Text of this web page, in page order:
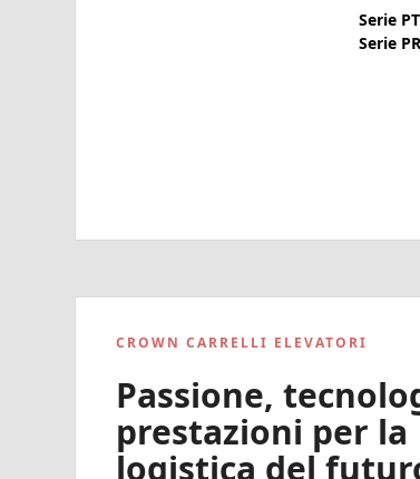
Serie
Serie PR
CROWN CARRELLI ELEVATORI
Passione,
prestazioni per la
logistica del